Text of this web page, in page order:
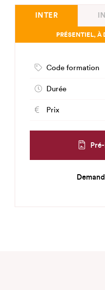
INTER
PRÉSENTIEL, À
Code formation
Durée
Prix